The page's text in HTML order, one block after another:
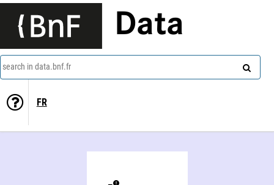
Data
search in data.bnf.fr
FR